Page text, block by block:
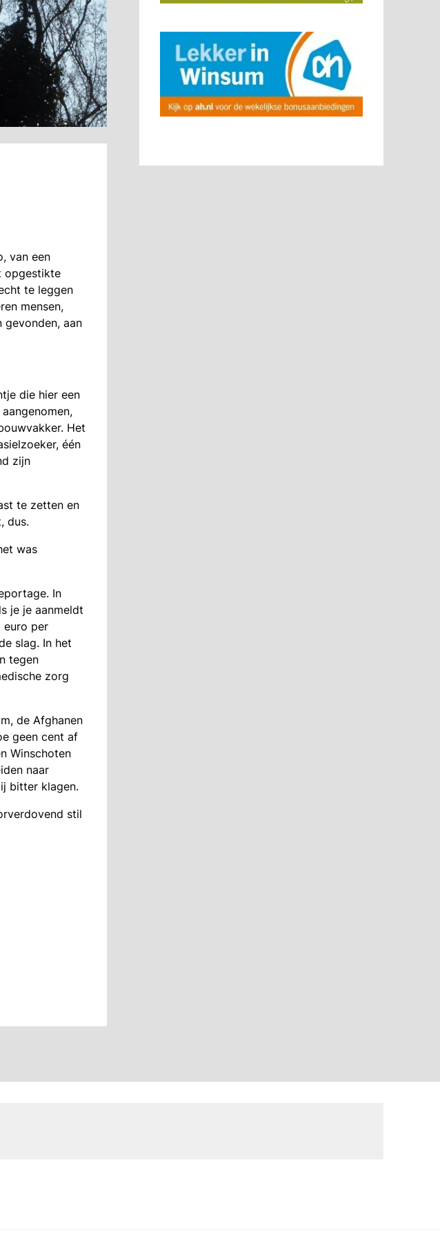
van een
opgestikte
te leggen
mensen,
aan
die hier een
Het
één
zijn
te zetten en
dus.
was
In
je je aanmeldt
euro per
slag. In het
tegen
zorg
de Afghanen
geen cent af
Winschoten
naar
bitter klagen.
stil